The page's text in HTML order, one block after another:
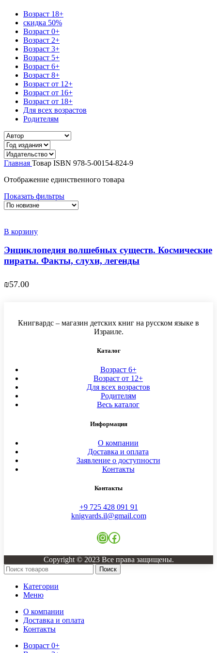
Возраст 18+
скидка 50%
Возраст 0+
Возраст 2+
Возраст 3+
Возраст 5+
Возраст 6+
Возраст 8+
Возраст от 12+
Возраст от 16+
Возраст от 18+
Для всех возрастов
Родителям
Главная Товар ISBN 978-5-00154-824-9
Отображение единственного товара
Показать фильтры
В корзину
Энциклопедия волшебных существ. Космические
пираты. Факты, слухи, легенды
₪57.00
Книгвардс – магазин детских книг на русском языке в
Израиле.
Каталог
Возраст 6+
Возраст от 12+
Для всех возрастов
Родителям
Весь каталог
Информация
О компании
Доставка и оплата
Заявление о доступности
Контакты
Контакты
+9 725 428 091 91
knigvards.il@gmail.com
Instagram
Facebook
Copyright © 2023 Все права защищены.
Поиск
Категории
Меню
О компании
Доставка и оплата
Контакты
Возраст 0+